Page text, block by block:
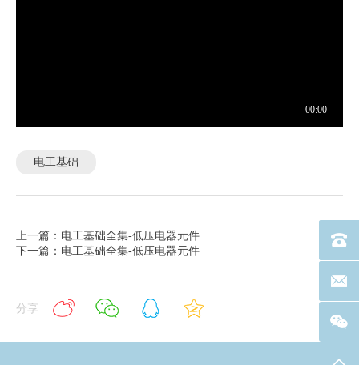
电工基础
上一篇：电工基础全集-低压电器元件
下一篇：电工基础全集-低压电器元件
分享
电话
联系